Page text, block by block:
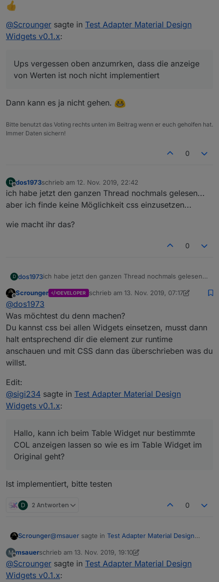
Also das Datenfeld ICON brauche ich nicht.
nicht braucht.
Könnte das aber einbauen, dass man gezielt
Spalten ausblenden kann.
@Scrounger sagte in Test Adapter Material Design
Widgets v0.1.x:
Ups vergessen oben anzumrken, dass die anzeige
von Werten ist noch nicht implementiert
Dann kann es ja nicht gehen.
Bitte benutzt das Voting rechts unten im Beitrag wenn er euch geholfen hat.
Immer Daten sichern!
0
D
Offline
dos1973schrieb am 12. Nov. 2019, 22:42
zuletzt editiert von
ich habe jetzt den ganzen Thread nochmals gelesen...
aber ich finde keine Möglichkeit css einzusetzen...
wie macht ihr das?
0
D dos1973ich habe jetzt den ganzen Thread nochmals gelesen...
wie macht ihr das?
Offline
Scrounger DEVELOPER schrieb am 13. Nov. 2019, 07:17
zuletzt editiert von Scrounger
@dos1973
Was möchtest du denn machen?
Du kannst css bei allen Widgets einsetzen, musst dann
halt entsprechend dir die element zur runtime
anschauen und mit CSS dann das überschrieben was du
willst.
Edit:
@sigi234 sagte in Test Adapter Material Design
Widgets v0.1.x:
Hallo, kann ich beim Table Widget nur bestimmte
COL anzeigen lassen so wie es im Table Widget im
Original geht?
Ist implementiert, bitte testen
D 2 Antworten 0
Scrounger@msauer sagte in Test Adapter Material Design
@Scroungerna, ich dachte...weil einige
Na da wollen wir ja nicht in den features abgehängt
M
Offline
msauerschrieb am 13. Nov. 2019, 19:10
zuletzt editiert von msauer
@Scrounger sagte in Test Adapter Material Design
Widgets v0.1.x: